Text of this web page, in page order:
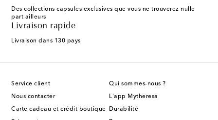
Des collections capsules exclusives que vous ne trouverez nulle
part ailleurs
Livraison rapide
Livraison dans 130 pays
Service client
Nous contacter
Carte cadeau et crédit boutique
Qui sommes-nous ?
L'app Mytheresa
Durabilité